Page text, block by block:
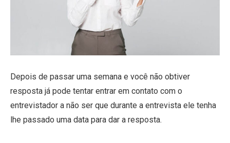
Depois de passar uma semana e você não obtiver
resposta já pode tentar entrar em contato com o
entrevistador a não ser que durante a entrevista ele tenha
lhe passado uma data para dar a resposta.